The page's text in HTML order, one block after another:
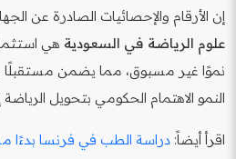
إن الأرقام والإحصائيات الصادرة عن
علوم الرياضة في السعودية هي
نموًا غير مسبوق، مما يضمن مستقبلًا
النمو الاهتمام الحكومي بتحويل
اقرأ أيضاً: دراسة الطب في فرنسا بدءًا من